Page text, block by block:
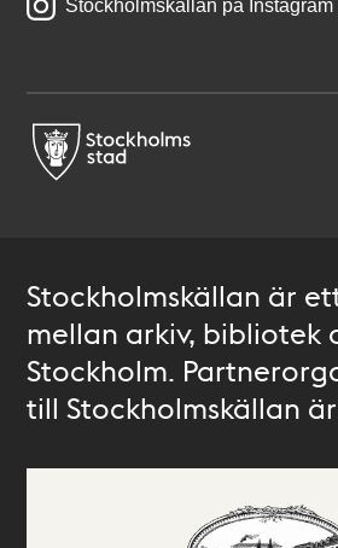
Stockholmskällan på Instagram
Stockholmskällan är
mellan arkiv, bibliotek
Stockholm.
till Stockholmskällan